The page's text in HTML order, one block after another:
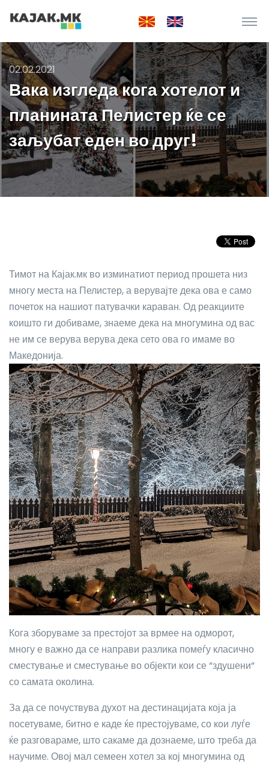
02.02.2021
Вака изгледа кога хотелот и
планината Пелистер ќе се
заљубат еден во друг!
Тимот на Кајак.мк во изминатиот период прошета низ
многу места на Пелистер, а верувајте дека ова е само
почеток на нашиот патувачки караван. Од реакциите
коишто ги добиваме, знаеме дека на многумина од вас
не им се верува верува дека сето ова го имаме во
Македонија.
Кога зборуваме за престојот за врмее на одморот,
многу е важно да се направи разлика помеѓу класично
сместување и сместување во објекти кои се “здушени“
со самата околина.
За да се почуствува духот на дестинацијата која ја
посетуваме, битно е каде ќе престојуваме, со кои луѓе
ќе разговараме, што сакаме да дознаеме, што треба да
научиме. Овој мал семеен хотел за кој многумина од